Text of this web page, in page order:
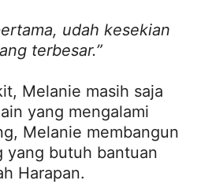
udah kesekian
terbesar.”
Melanie masih saja
yang mengalami
Melanie membangun
yang butuh bantuan
Harapan.